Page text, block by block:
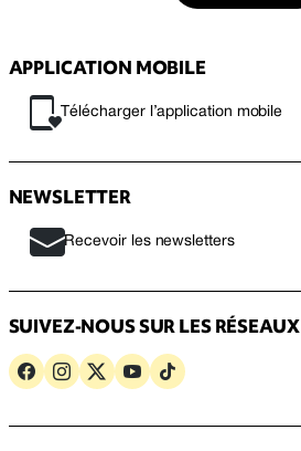
APPLICATION MOBILE
Télécharger l’application mobile
NEWSLETTER
Recevoir les newsletters
SUIVEZ-NOUS SUR LES RÉSEAUX